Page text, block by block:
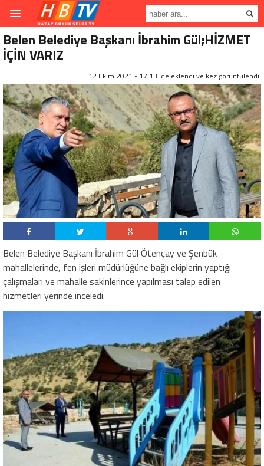
Belen Belediye Başkanı İbrahim Gül;HİZMET
İÇİN VARIZ
12 Ekim 2021 - 17:13 'de eklendi ve kez görüntülendi.
Belen Belediye Başkanı İbrahim Gül Ötençay ve Şenbük
mahallelerinde, fen işleri müdürlüğüne bağlı ekiplerin yaptığı
çalışmaları ve mahalle sakinlerince yapılması talep edilen
hizmetleri yerinde inceledi.